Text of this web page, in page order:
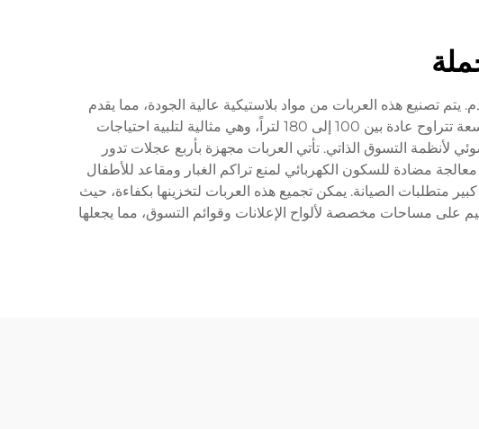
يتم تصنيع هذه العربات من مواد بلاستيكية عالية الجودة، مما يقدم
بديلاً خفيف الوزن ومع ذلك متين مقارنة بالعربات المعدنية التقليدية. تحتوي كل وحدة على سلة رئيسية واسعة بسعة تتراوح عادة بين 100 إلى 180 لتراً، وهي مثالية لتلبية احتياجات
لأنظمة التسوق الذاتي. تأتي العربات مجهزة بأربع عجلات تدور
مضادة للسكون الكهربائي لمنع تراكم الغبار ومقاعد للأطفال
متطلبات الصيانة. يمكن تجميع هذه العربات لتخزينها بكفاءة، حيث
غالباً ما يحتوي التصميم على مساحات مخصصة لألواح الإعلانات وقوائم التسوق، مما يجعلها